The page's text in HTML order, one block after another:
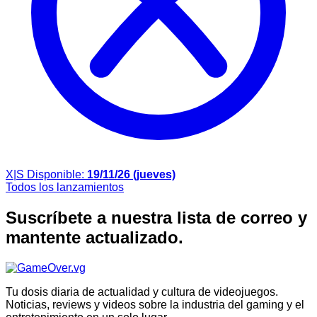
X|S Disponible: 19/11/26 (jueves)
Todos los lanzamientos
Suscríbete a nuestra lista de correo y
mantente actualizado.
Tu dosis diaria de actualidad y cultura de videojuegos.
Noticias, reviews y videos sobre la industria del gaming y el